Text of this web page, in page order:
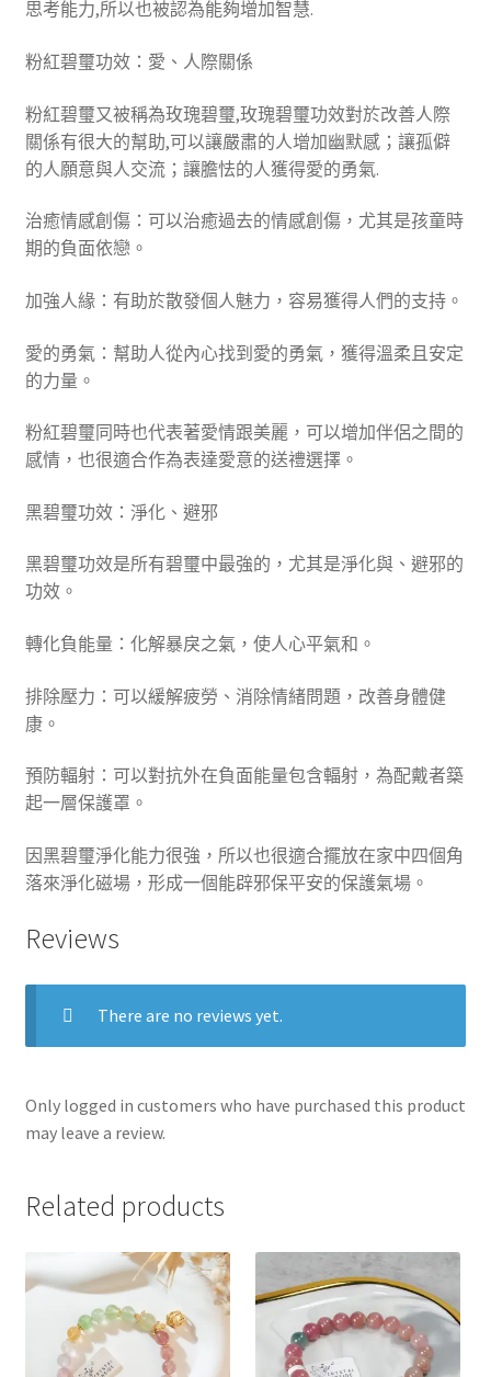
思考能力,所以也被認為能夠增加智慧.
粉紅碧璽功效：愛、人際關係
粉紅碧璽又被稱為玫瑰碧璽,玫瑰碧璽功效對於改善人際
關係有很大的幫助,可以讓嚴肅的人增加幽默感；讓孤僻
的人願意與人交流；讓膽怯的人獲得愛的勇氣.
治癒情感創傷：可以治癒過去的情感創傷，尤其是孩童時
期的負面依戀。
加強人緣：有助於散發個人魅力，容易獲得人們的支持。
愛的勇氣：幫助人從內心找到愛的勇氣，獲得溫柔且安定
的力量。
粉紅碧璽同時也代表著愛情跟美麗，可以增加伴侶之間的
感情，也很適合作為表達愛意的送禮選擇。
黑碧璽功效：淨化、避邪
黑碧璽功效是所有碧璽中最強的，尤其是淨化與、避邪的
功效。
轉化負能量：化解暴戾之氣，使人心平氣和。
排除壓力：可以緩解疲勞、消除情緒問題，改善身體健
康。
預防輻射：可以對抗外在負面能量包含輻射，為配戴者築
起一層保護罩。
因黑碧璽淨化能力很強，所以也很適合擺放在家中四個角
落來淨化磁場，形成一個能辟邪保平安的保護氣場。
Reviews
There are no reviews yet.
Only logged in customers who have purchased this product
may leave a review.
Related products